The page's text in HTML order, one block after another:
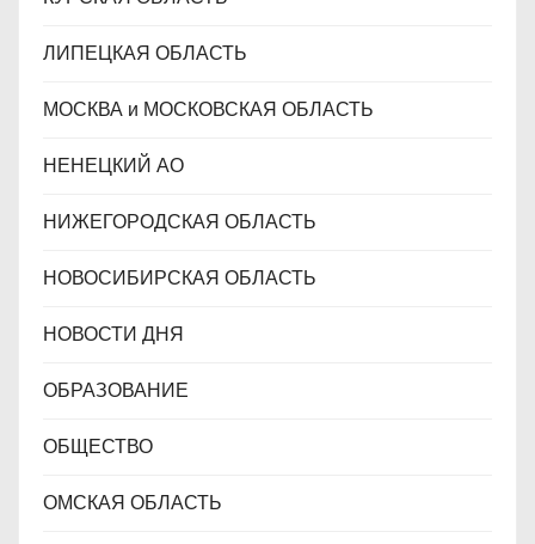
ЛИПЕЦКАЯ ОБЛАСТЬ
МОСКВА и МОСКОВСКАЯ ОБЛАСТЬ
НЕНЕЦКИЙ АО
НИЖЕГОРОДСКАЯ ОБЛАСТЬ
НОВОСИБИРСКАЯ ОБЛАСТЬ
НОВОСТИ ДНЯ
ОБРАЗОВАНИЕ
ОБЩЕСТВО
ОМСКАЯ ОБЛАСТЬ